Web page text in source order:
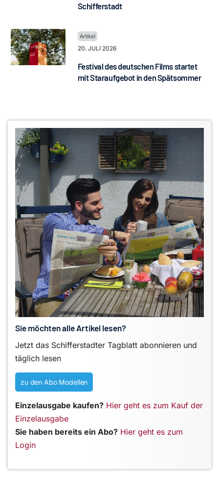
Schifferstadt
20. JULI 2026
Festival des deutschen Films startet
mit Staraufgebot in den Spätsommer
Sie möchten alle Artikel lesen?
Jetzt das Schifferstadter Tagblatt abonnieren und
täglich lesen
zu den Abo Modellen
Einzelausgabe kaufen? Hier geht es zum Kauf der
Einzelausgabe
Sie haben bereits ein Abo? Hier geht es zum
Login